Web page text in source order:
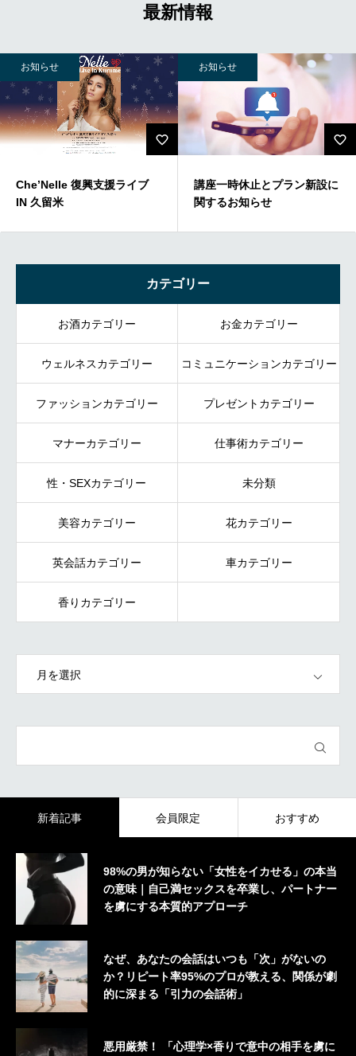
最新情報
お知らせ
Che’Nelle 復興支援ライブ
IN 久留米
お知らせ
講座一時休止とプラン新設に
関するお知らせ
カテゴリー
お酒カテゴリー お金カテゴリー
ウェルネスカテゴリー コミュニケーションカテゴリー
ファッションカテゴリー プレゼントカテゴリー
マナーカテゴリー 仕事術カテゴリー
性・SEXカテゴリー 未分類
美容カテゴリー 花カテゴリー
英会話カテゴリー 車カテゴリー
香りカテゴリー
新着記事 会員限定 おすすめ
98%の男が知らない「女性をイカせる」の本当
の意味｜自己満セックスを卒業し、パートナー
を虜にする本質的アプローチ
なぜ、あなたの会話はいつも「次」がないの
か？リピート率95%のプロが教える、関係が劇
的に深まる「引力の会話術」
悪用厳禁！ 「心理学×香りで意中の相手を虜に